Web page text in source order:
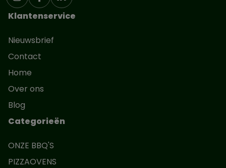
Klantenservice
Nieuwsbrief
Contact
Home
Over ons
Blog
Categorieën
ONZE BBQ'S
PIZZAOVENS